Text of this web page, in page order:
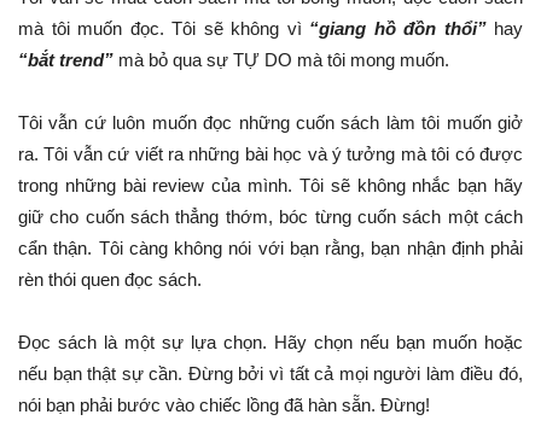
mà tôi muốn đọc. Tôi sẽ không vì “giang hồ đồn thổi” hay
“bắt trend” mà bỏ qua sự TỰ DO mà tôi mong muốn.
Tôi vẫn cứ luôn muốn đọc những cuốn sách làm tôi muốn giở
ra. Tôi vẫn cứ viết ra những bài học và ý tưởng mà tôi có được
trong những bài review của mình. Tôi sẽ không nhắc bạn hãy
giữ cho cuốn sách thẳng thớm, bóc từng cuốn sách một cách
cẩn thận. Tôi càng không nói với bạn rằng, bạn nhận định phải
rèn thói quen đọc sách.
Đọc sách là một sự lựa chọn. Hãy chọn nếu bạn muốn hoặc
nếu bạn thật sự cần. Đừng bởi vì tất cả mọi người làm điều đó,
nói bạn phải bước vào chiếc lồng đã hàn sẵn. Đừng!